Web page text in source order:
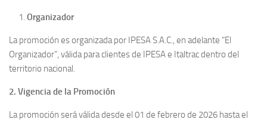
Organizador
La promoción es organizada por IPESA S.A.C., en adelante “El
Organizador”, válida para clientes de IPESA e Italtrac dentro del
territorio nacional.
2. Vigencia de la Promoción
La promoción será válida desde el 01 de febrero de 2026 hasta el